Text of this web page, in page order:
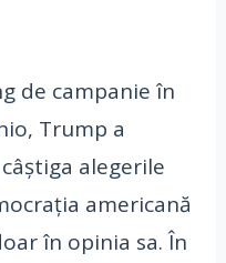
de campanie în
Trump a
alegerile
americană
în opinia sa. În